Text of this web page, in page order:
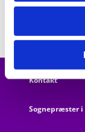
Kontakt
Sognepræster i